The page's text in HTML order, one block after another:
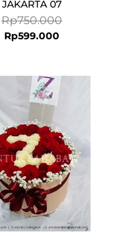
JAKARTA 07
Rp750.000
Rp599.000